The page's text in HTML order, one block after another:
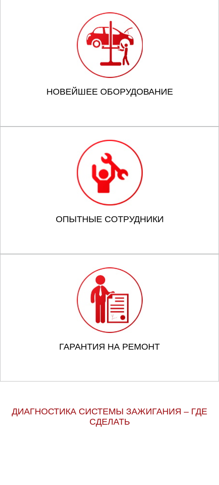
НОВЕЙШЕЕ ОБОРУДОВАНИЕ
ОПЫТНЫЕ СОТРУДНИКИ
ГАРАНТИЯ НА РЕМОНТ
ДИАГНОСТИКА СИСТЕМЫ ЗАЖИГАНИЯ – ГДЕ
СДЕЛАТЬ